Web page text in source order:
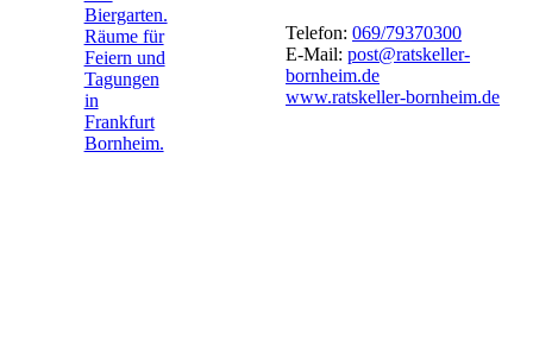
Telefon:069/79370300
E-Mail:post@ratskeller-
bornheim.de
www.ratskeller-bornheim.de